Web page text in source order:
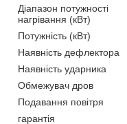
Діапазон потужності
нагрівання (кВт)
Потужність (кВт)
Наявність дефлектора
Наявність ударника
Обмежувач дров
Подавання повітря
гарантія